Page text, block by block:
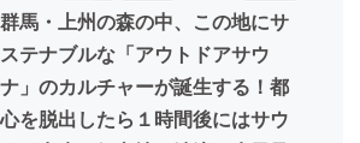
CAMPFIRE for Social Good
CAMPFIREふるさと納税machi-ya
群馬・上州の森の中、この地にサ
ステナブルな「アウトドアサウ
ナ」のカルチャーが誕生する！都
心を脱出したら１時間後にはサウ